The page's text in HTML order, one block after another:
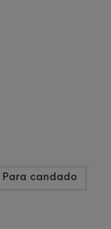
Para candado